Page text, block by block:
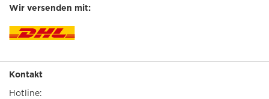
Wir versenden mit:
Kontakt
Hotline: